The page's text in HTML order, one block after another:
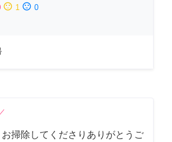
sentiment_neutral 1 sentiment_dissatisfied 0
掃除してくださりありがとうご